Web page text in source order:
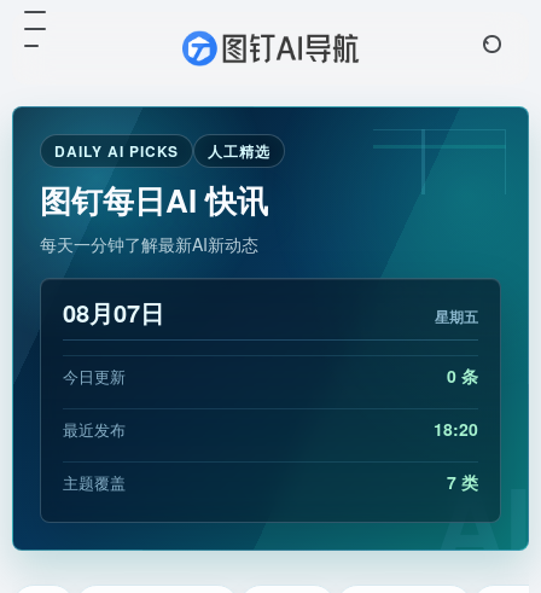
AI
DAILY AI PICKS 人工精选
图钉每日AI 快讯
每天一分钟了解最新AI新动态
08月07日 星期五
今日更新 0 条
最近发布 18:20
主题覆盖 7 类